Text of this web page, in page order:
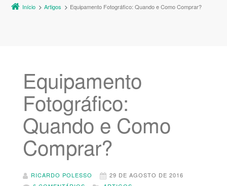
Início Artigos Equipamento Fotográfico: Quando e Como Comprar?
Equipamento
Fotográfico:
Quando e Como
Comprar?
RICARDO POLESSO
29 DE AGOSTO DE 2016